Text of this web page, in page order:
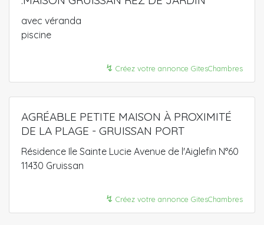
avec véranda
piscine
↯ Créez votre annonce GitesChambres
AGRÉABLE PETITE MAISON À PROXIMITÉ
DE LA PLAGE - GRUISSAN PORT
Résidence Ile Sainte Lucie Avenue de l'Aiglefin N°60
11430 Gruissan
↯ Créez votre annonce GitesChambres